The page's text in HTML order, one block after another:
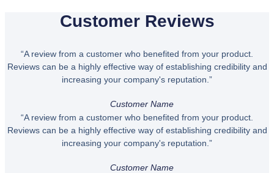
Customer Reviews
“A review from a customer who benefited from your product.
Reviews can be a highly effective way of establishing credibility and
increasing your company's reputation.”
Customer Name
“A review from a customer who benefited from your product.
Reviews can be a highly effective way of establishing credibility and
increasing your company's reputation.”
Customer Name